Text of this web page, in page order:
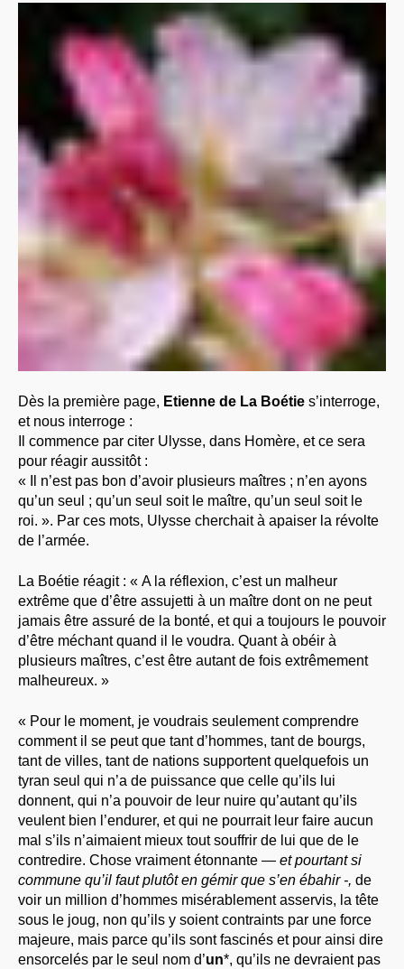
Dès la première page, Etienne de La Boétie s’interroge,
et nous interroge :
Il commence par citer Ulysse, dans Homère, et ce sera
pour réagir aussitôt :
« Il n’est pas bon d’avoir plusieurs maîtres ; n’en ayons
qu’un seul ; qu’un seul soit le maître, qu’un seul soit le
roi. ». Par ces mots, Ulysse cherchait à apaiser la révolte
de l’armée.
La Boétie réagit : « A la réflexion, c’est un malheur
extrême que d’être assujetti à un maître dont on ne peut
jamais être assuré de la bonté, et qui a toujours le pouvoir
d’être méchant quand il le voudra. Quant à obéir à
plusieurs maîtres, c’est être autant de fois extrêmement
malheureux. »
« Pour le moment, je voudrais seulement comprendre
comment il se peut que tant d’hommes, tant de bourgs,
tant de villes, tant de nations supportent quelquefois un
tyran seul qui n’a de puissance que celle qu’ils lui
donnent, qui n’a pouvoir de leur nuire qu’autant qu’ils
veulent bien l’endurer, et qui ne pourrait leur faire aucun
mal s’ils n’aimaient mieux tout souffrir de lui que de le
contredire. Chose vraiment étonnante — et pourtant si
commune qu’il faut plutôt en gémir que s’en ébahir -, de
voir un million d’hommes misérablement asservis, la tête
sous le joug, non qu’ils y soient contraints par une force
majeure, mais parce qu’ils sont fascinés et pour ainsi dire
ensorcelés par le seul nom d’un*, qu’ils ne devraient pas